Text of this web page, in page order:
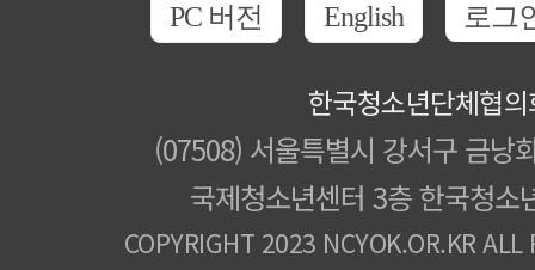
PC 버전 English 로그
한국청소년단체협
(07508) 서울특별시 강서구 금낭
국제청소년센터 3층 한국청소
COPYRIGHT 2023 NCYOK.OR.KR ALL